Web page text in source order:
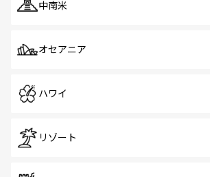
中南米
オセアニア
ハワイ
リゾート